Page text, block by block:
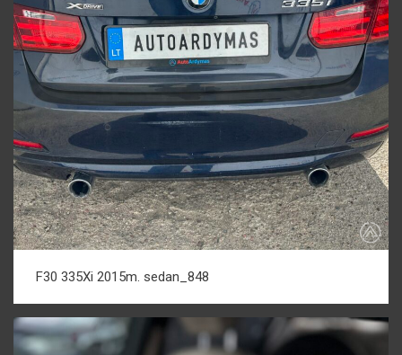
F30 335Xi 2015m. sedan_848